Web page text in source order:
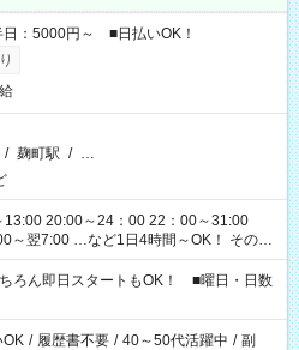
：5000円～ ■日払いOK！
/ 麹町駅 / …
20:00～24：00 22：00～31:00
翌7:00 …など1日4時間～OK！ その他
お気軽にご相談ください！
ろん即日スタートもOK！ ■曜日・日数
OK / 履歴書不要 / 40～50代活躍中 / 副